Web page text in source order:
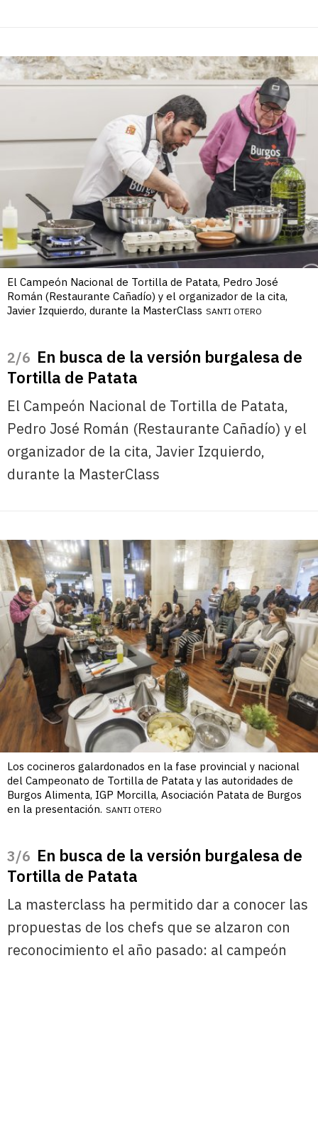
El Campeón Nacional de Tortilla de Patata, Pedro José
Román (Restaurante Cañadío) y el organizador de la cita,
Javier Izquierdo, durante la MasterClass SANTI OTERO
/6 En busca de la versión burgalesa de
Tortilla de Patata
El Campeón Nacional de Tortilla de Patata,
Pedro José Román (Restaurante Cañadío) y el
organizador de la cita, Javier Izquierdo,
durante la MasterClass
Los cocineros galardonados en la fase provincial y nacional
del Campeonato de Tortilla de Patata y las autoridades de
Burgos Alimenta, IGP Morcilla, Asociación Patata de Burgos
en la presentación. SANTI OTERO
/6 En busca de la versión burgalesa de
Tortilla de Patata
La masterclass ha permitido dar a conocer las
propuestas de los chefs que se alzaron con
reconocimiento el año pasado: al campeón